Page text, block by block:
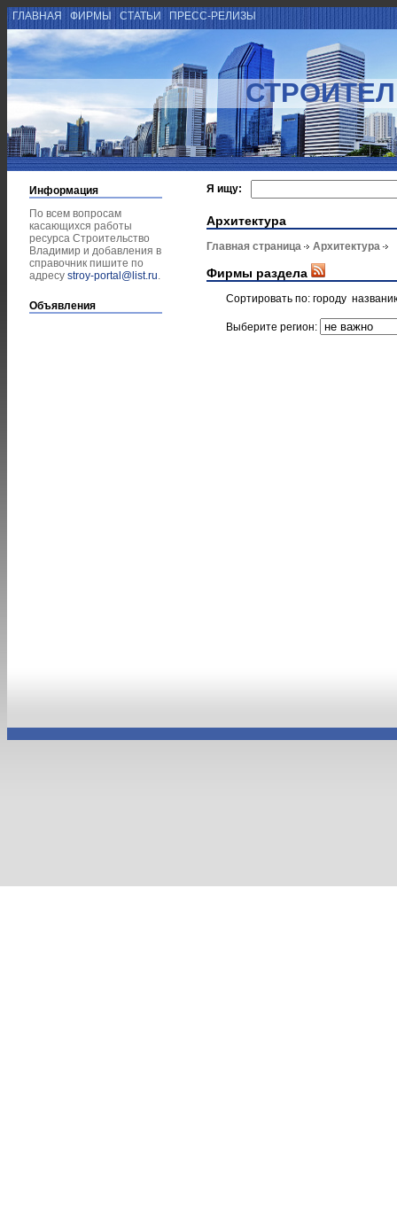
ГЛАВНАЯ ФИРМЫ СТАТЬИ ПРЕСС-РЕЛИЗЫ
Информация
По всем вопросам
касающихся работы
ресурса Строительство
Владимир и добавления в
справочник пишите по
адресу stroy-portal@list.ru.
Объявления
Я ищу:
Архитектура
Главная страница Архитектура
Фирмы раздела
Сортировать по: городу
Выберите регион: